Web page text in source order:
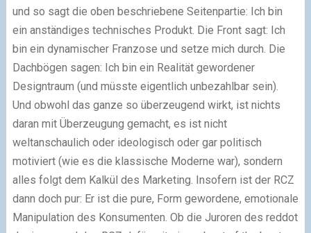
und so sagt die oben beschriebene Seitenpartie: Ich bin
ein anständiges technisches Produkt. Die Front sagt: Ich
bin ein dynamischer Franzose und setze mich durch. Die
Dachbögen sagen: Ich bin ein Realität gewordener
Designtraum (und müsste eigentlich unbezahlbar sein).
Und obwohl das ganze so überzeugend wirkt, ist nichts
daran mit Überzeugung gemacht, es ist nicht
weltanschaulich oder ideologisch oder gar politisch
motiviert (wie es die klassische Moderne war), sondern
alles folgt dem Kalkül des Marketing. Insofern ist der RCZ
dann doch pur: Er ist die pure, Form gewordene, emotionale
Manipulation des Konsumenten. Ob die Juroren des reddot